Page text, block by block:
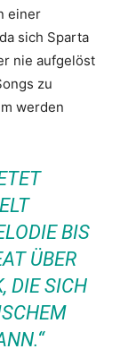
einer
sich Sparta
nie aufgelöst
zu
werden
BIS
ÜBER
DIE SICH